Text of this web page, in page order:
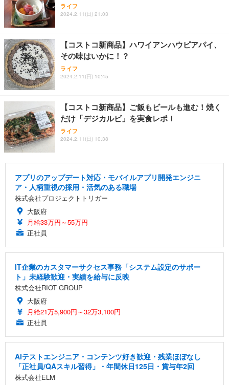
ライフ
2024.2.11(日) 21:03
【コストコ新商品】ハワイアンハウピアパイ、
その味はいかに！？
ライフ
2024.2.11(日) 10:45
【コストコ新商品】ご飯もビールも進む！焼く
だけ「デジカルビ」を実食レポ！
ライフ
2024.2.11(日) 10:38
アプリのアップデート対応・モバイルアプリ開発エンジニ
ア・人柄重視の採用・活気のある職場
株式会社プロジェクトトリガー
大阪府
月給33万円～55万円
正社員
IT企業のカスタマーサクセス事務「システム設定のサポー
ト」未経験歓迎・実績を給与に反映
株式会社RIOT GROUP
大阪府
月給21万5,900円～32万3,100円
正社員
AIテストエンジニア・コンテンツ好き歓迎・残業ほぼなし
「正社員/QAスキル習得」・年間休日125日・賞与年2回
株式会社ELM